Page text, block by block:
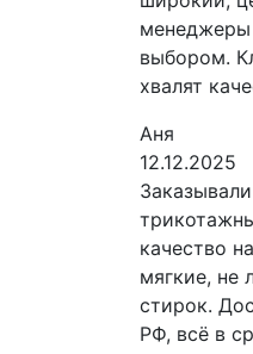
выбором.
хвалят
Аня
12.12.2025
качество
мягкие, не
стирок.
РФ, всё в